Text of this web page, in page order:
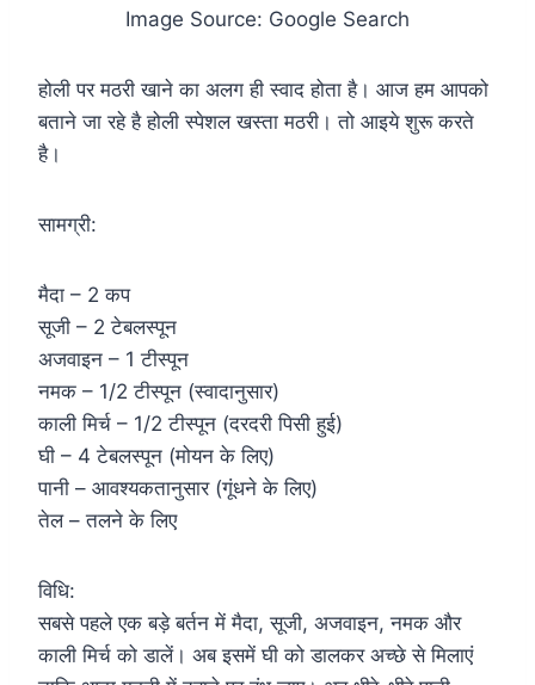
Image Source: Google Search
होली पर मठरी खाने का अलग ही स्वाद होता है। आज हम आपको
बताने जा रहे है होली स्पेशल खस्ता मठरी। तो आइये शुरू करते
है।
सामग्री:
मैदा – 2 कप
सूजी – 2 टेबलस्पून
अजवाइन – 1 टीस्पून
नमक – 1/2 टीस्पून (स्वादानुसार)
काली मिर्च – 1/2 टीस्पून (दरदरी पिसी हुई)
घी – 4 टेबलस्पून (मोयन के लिए)
पानी – आवश्यकतानुसार (गूंधने के लिए)
तेल – तलने के लिए
विधि:
सबसे पहले एक बड़े बर्तन में मैदा, सूजी, अजवाइन, नमक और
काली मिर्च को डालें। अब इसमें घी को डालकर अच्छे से मिलाएं